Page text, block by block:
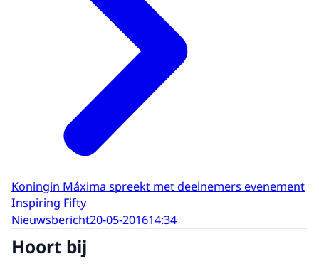
Koningin Máxima spreekt met deelnemers evenement
Inspiring Fifty
Nieuwsbericht20-05-201614:34
Hoort bij